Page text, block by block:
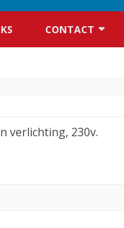
CONTACT
verlichting, 230v.